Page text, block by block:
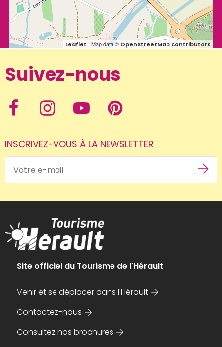
Leaflet| Map data © OpenStreetMap contributors
Suivez-nous
INSCRIVEZ-VOUS À LA NEWSLETTER
Site officiel du Tourisme de l'Hérault
Venir et se déplacer dans l'Hérault
Contactez-nous
Consultez nos brochures